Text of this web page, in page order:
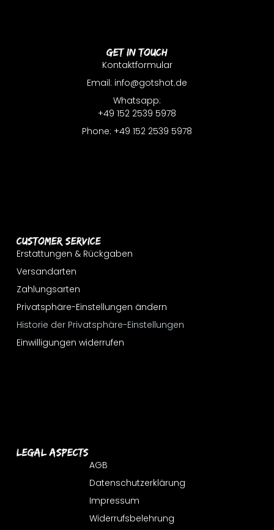
Customer Service
Erstattungen & Rückgaben
Versandarten
Zahlungsarten
Privatsphäre-Einstellungen ändern
Historie der Privatsphäre-Einstellungen
Einwilligungen widerrufen
Get In Touch
Kontaktformular
Email: info@gotshot.de
Whatsapp:
+49 152 2539 5978
Phone: +49 152 2539 5978
Legal Aspects
AGB
Datenschutzerklärung
Impressum
Widerrufsbelehrung